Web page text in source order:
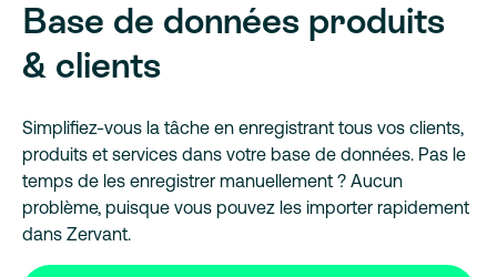
Base de données produits
& clients
Simplifiez-vous la tâche en enregistrant tous vos clients,
produits et services dans votre base de données. Pas le
temps de les enregistrer manuellement ? Aucun
problème, puisque vous pouvez les importer rapidement
dans Zervant.